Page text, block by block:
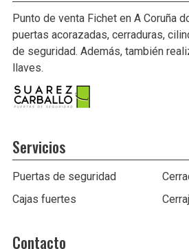
Punto de venta Fichet en A Coruña
puertas acorazadas, cerraduras,
de seguridad. Además, también
llaves.
Servicios
Puertas de seguridad
Cajas fuertes
Contacto